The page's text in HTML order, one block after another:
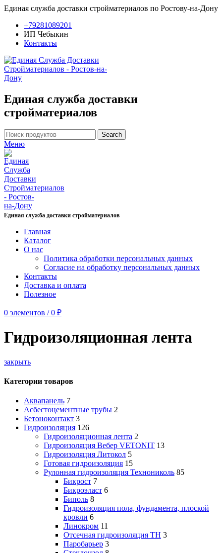
Единая служба доставки стройматериалов по Ростову-на-Дону
+79281089201
ИП Чебыкин
Контакты
Единая служба доставки
стройматериалов
Search
Меню
Единая служба доставки стройматериалов
Главная
Каталог
О нас
Политика обработки персональных данных
Согласие на обработку персональных данных
Контакты
Доставка и оплата
Полезное
0 элементов / 0 ₽
Гидроизоляционная лента
закрыть
Категории товаров
Аквапанель 7
Асбестоцементные трубы 2
Бетоноконтакт 3
Гидроизоляция 126
Гидроизоляционная лента 2
Гидроизоляция Вебер VETONIT 13
Гидроизоляция Литокол 5
Готовая гидроизоляция 15
Рулонная гидроизоляция Технониколь 85
Бикрост 7
Бикроэласт 6
Биполь 8
Гидроизоляция пола, фундамента, плоской
кровли 6
Линокром 11
Отсечная гидроизоляция ТН 3
Паробарьер 3